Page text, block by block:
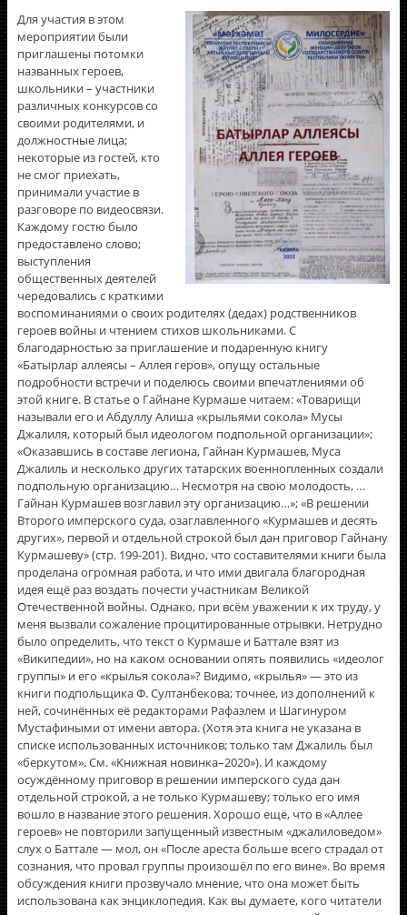
Для участия в этом
мероприятии были
приглашены потомки
названных героев,
школьники – участники
различных конкурсов со
своими родителями, и
должностные лица;
некоторые из гостей, кто
не смог приехать,
принимали участие в
разговоре по видеосвязи.
Каждому гостю было
предоставлено слово;
выступления
общественных деятелей
чередовались с краткими
воспоминаниями о своих родителях (дедах) родственников
героев войны и чтением стихов школьниками. С
благодарностью за приглашение и подаренную книгу
«Батырлар аллеясы – Аллея геров», опущу остальные
подробности встречи и поделюсь своими впечатлениями об
этой книге. В статье о Гайнане Курмаше читаем: «Товарищи
называли его и Абдуллу Алиша «крыльями сокола» Мусы
Джалиля, который был идеологом подпольной организации»;
«Оказавшись в составе легиона, Гайнан Курмашев, Муса
Джалиль и несколько других татарских военнопленных создали
подпольную организацию… Несмотря на свою молодость, …
Гайнан Курмашев возглавил эту организацию…»; «В решении
Второго имперского суда, озаглавленного «Курмашев и десять
других», первой и отдельной строкой был дан приговор Гайнану
Курмашеву» (стр. 199-201). Видно, что составителями книги была
проделана огромная работа, и что ими двигала благородная
идея ещё раз воздать почести участникам Великой
Отечественной войны. Однако, при всём уважении к их труду, у
меня вызвали сожаление процитированные отрывки. Нетрудно
было определить, что текст о Курмаше и Баттале взят из
«Википедии», но на каком основании опять появились «идеолог
группы» и его «крылья сокола»? Видимо, «крылья» — это из
книги подпольщика Ф. Султанбекова; точнее, из дополнений к
ней, сочинённых её редакторами Рафаэлем и Шагинуром
Мустафиными от имени автора. (Хотя эта книга не указана в
списке использованных источников; только там Джалиль был
«беркутом». См. «Книжная новинка–2020»). И каждому
осуждённому приговор в решении имперского суда дан
отдельной строкой, а не только Курмашеву; только его имя
вошло в название этого решения. Хорошо ещё, что в «Аллее
героев» не повторили запущенный известным «джалиловедом»
слух о Баттале — мол, он «После ареста больше всего страдал от
сознания, что провал группы произошёл по его вине». Во время
обсуждения книги прозвучало мнение, что она может быть
использована как энциклопедия. Как вы думаете, кого читатели